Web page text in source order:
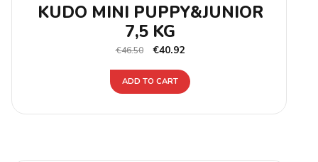
KUDO MINI PUPPY&JUNIOR
7,5 KG
€46.50 €40.92
ADD TO CART